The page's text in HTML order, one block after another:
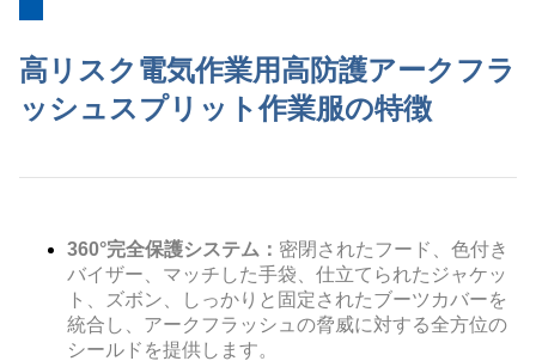
高リスク電気作業用高防護アークフラ
ッシュスプリット作業服の特徴
360°完全保護システム： 密閉されたフード、色付き
バイザー、マッチした手袋、仕立てられたジャケッ
ト、ズボン、しっかりと固定されたブーツカバーを
統合し、アークフラッシュの脅威に対する全方位の
シールドを提供します。